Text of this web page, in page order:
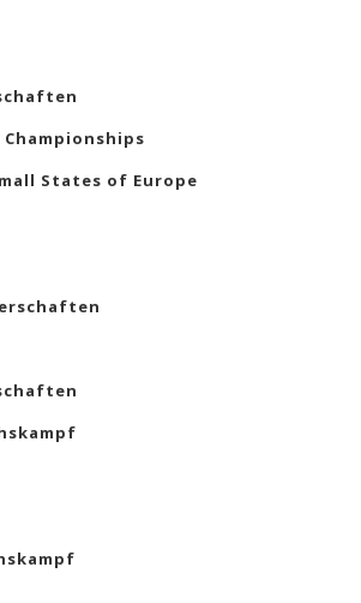
Championships
States of Europe